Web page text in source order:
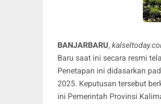
BANJARBARU,
Baru saat ini secara resmi
Penetapan ini didasarkan
2025. Keputusan tersebut
ini Pemerintah Provinsi